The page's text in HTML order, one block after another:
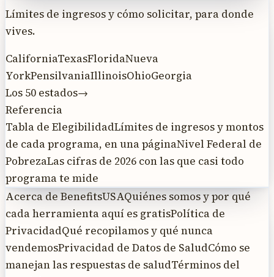
Límites de ingresos y cómo solicitar, para donde
vives.
CaliforniaTexasFloridaNueva
YorkPensilvaniaIllinoisOhioGeorgia
Los 50 estados→
Referencia
Tabla de ElegibilidadLímites de ingresos y montos
de cada programa, en una páginaNivel Federal de
PobrezaLas cifras de 2026 con las que casi todo
programa te mide
Acerca de BenefitsUSAQuiénes somos y por qué
cada herramienta aquí es gratisPolítica de
PrivacidadQué recopilamos y qué nunca
vendemosPrivacidad de Datos de SaludCómo se
manejan las respuestas de saludTérminos del